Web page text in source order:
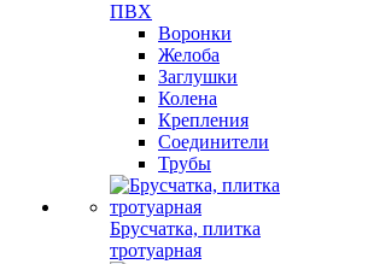
ПВХ
Воронки
Желоба
Заглушки
Колена
Крепления
Соединители
Трубы
Брусчатка, плитка
тротуарная